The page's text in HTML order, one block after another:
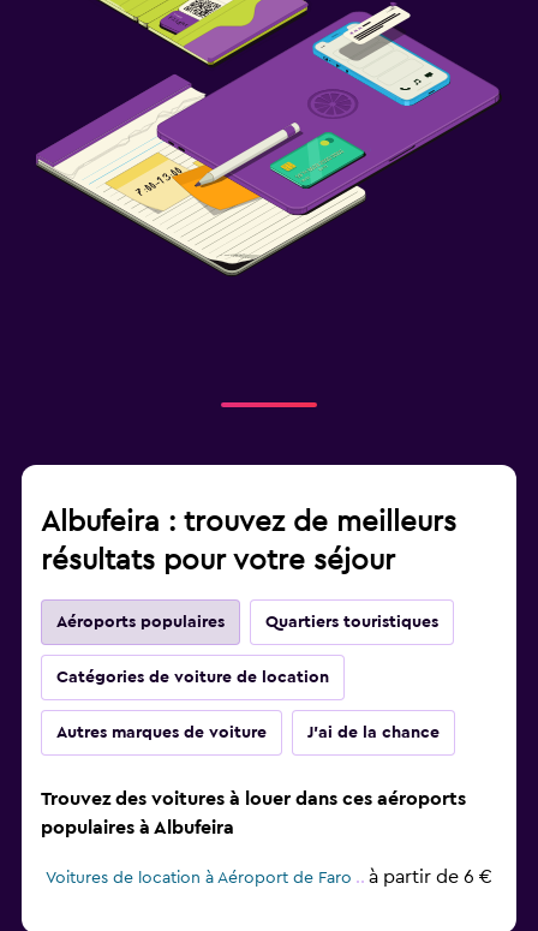
Albufeira : trouvez de meilleurs
résultats pour votre séjour
Aéroports populaires Quartiers touristiques
Catégories de voiture de location
Autres marques de voiture J'ai de la chance
Trouvez des voitures à louer dans ces aéroports
populaires à Albufeira
Voitures de location à Aéroport de Faro à partir de 6 €